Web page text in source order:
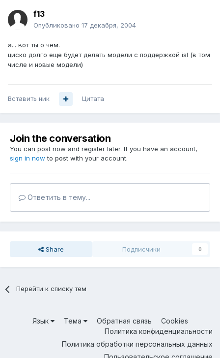
f13
Опубликовано 17 декабря, 2004
а... вот ты о чем.
циско долго еще будет делать модели с поддержкой isl (в том
числе и новые модели)
Вставить ник Цитата
Join the conversation
You can post now and register later. If you have an account,
sign in now to post with your account.
Ответить в тему...
Share Подписчики 0
Перейти к списку тем
Язык Тема Обратная связь
Cookies
Политика конфиденциальности
Политика обработки персональных данных